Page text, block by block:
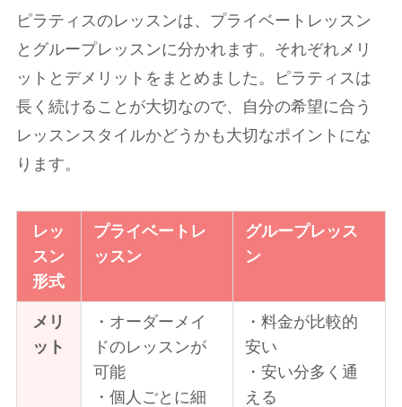
ピラティスのレッスンは、プライベートレッスン
とグループレッスンに分かれます。それぞれメリ
ットとデメリットをまとめました。ピラティスは
長く続けることが大切なので、自分の希望に合う
レッスンスタイルかどうかも大切なポイントにな
ります。
レッ
スン
形式
プライベートレ
ッスン
グループレッス
ン
メリ
ット
・オーダーメイ
ドのレッスンが
可能
・個人ごとに細
・料金が比較的
安い
・安い分多く通
える